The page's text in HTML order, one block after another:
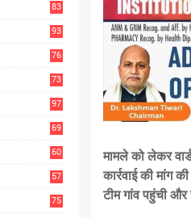
83
93
76
73
97
69
60
57
75
मामले को लेकर
कार्रवाई की मांग
टीम गांव पहुंची और